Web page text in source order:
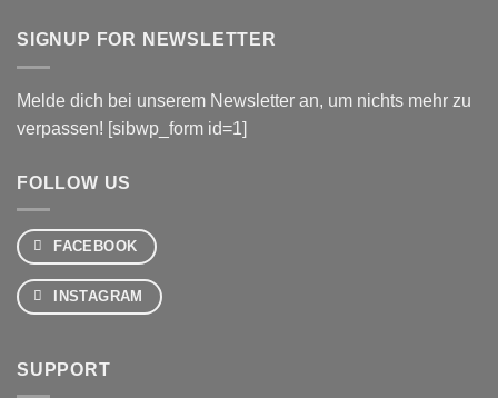
SIGNUP FOR NEWSLETTER
Melde dich bei unserem Newsletter an, um nichts mehr zu
verpassen! [sibwp_form id=1]
FOLLOW US
FACEBOOK
INSTAGRAM
SUPPORT